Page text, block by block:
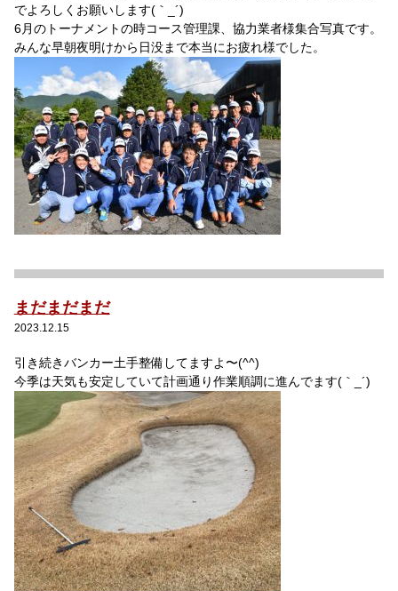
でよろしくお願いします(｀ _´)
6月のトーナメントの時コース管理課、協力業者様集合写真です。
みんな早朝夜明けから日没まで本当にお疲れ様でした。
まだまだまだ
2023.12.15
引き続きバンカー土手整備してますよ〜(^^)
今季は天気も安定していて計画通り作業順調に進んでます(｀_´)ゞ